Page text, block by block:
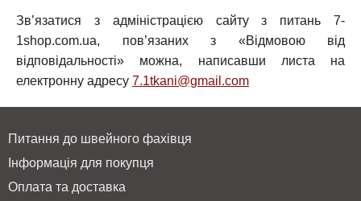
Зв’язатися з адміністрацією сайту з питань 7-
1shop.com.ua, пов’язаних з «Відмовою від
відповідальності» можна, написавши листа на
електронну адресу 7.1tkani@gmail.com
Питання до швейного фахівця
Інформація для покупця
Оплата та доставка